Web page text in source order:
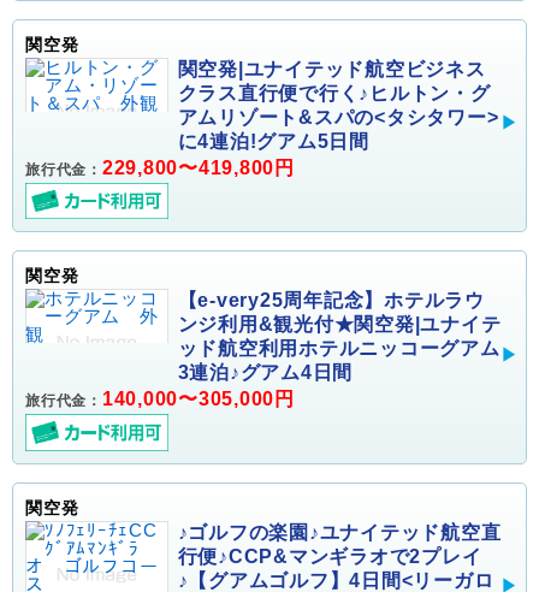
関空発
関空発|ユナイテッド航空ビジネス
クラス直行便で行く♪ヒルトン・グ
アムリゾート&スパの<タシタワー>
に4連泊!グアム5日間
旅行代金： 229,800〜419,800円
関空発
【e-very25周年記念】ホテルラウ
ンジ利用&観光付★関空発|ユナイテ
ッド航空利用ホテルニッコーグアム
3連泊♪グアム4日間
旅行代金： 140,000〜305,000円
関空発
♪ゴルフの楽園♪ユナイテッド航空直
行便♪CCP&マンギラオで2プレイ
♪【グアムゴルフ】4日間<リーガロ